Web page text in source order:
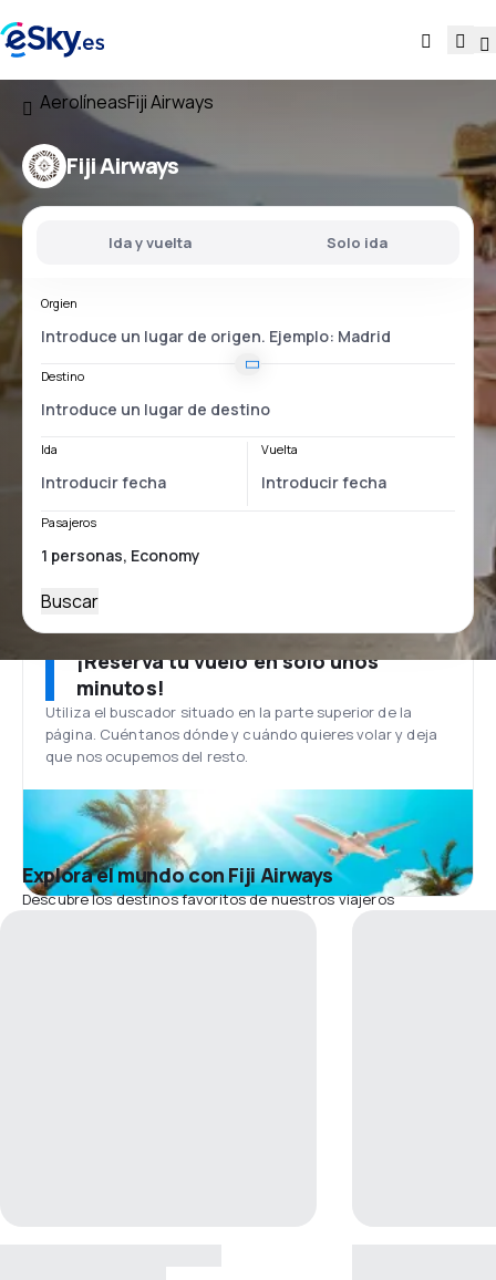
AerolíneasFiji Airways
Fiji Airways
Ida y vuelta Solo ida
Orgien
Destino
Ida Vuelta
Pasajeros
Buscar
¡Reserva tu vuelo en solo unos
minutos!
Utiliza el buscador situado en la parte superior de la
página. Cuéntanos dónde y cuándo quieres volar y deja
que nos ocupemos del resto.
Explora el mundo con Fiji Airways
Descubre los destinos favoritos de nuestros viajeros